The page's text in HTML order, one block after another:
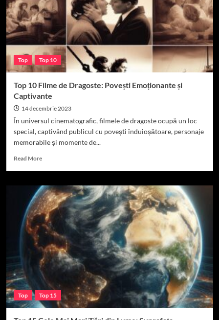
Emoție
și
suspans
Top Top 10
Top 10 Filme de Dragoste: Povești Emoționante și
Captivante
14 decembrie 2023
În universul cinematografic, filmele de dragoste ocupă un loc
special, captivând publicul cu povești înduioșătoare, personaje
memorabile și momente de...
Read MoreRead
Top
10
Filme
de
Dragoste:
Povești
Emoționante
și
Captivante
Top Top 15